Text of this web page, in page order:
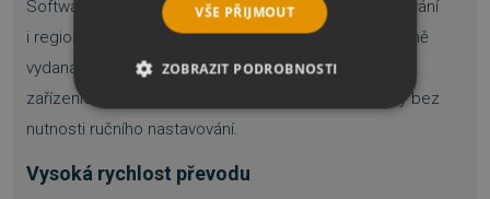
Software si poradí s běžnými ochranami proti kopírování
i regionálními kódy. Díky tomu lze zálohovat i komerčně
vydaná DVD a přehrávat je bez omezení na různých
zařízeních. Odstranění ochrany probíhá automaticky bez
nutnosti ručního nastavování.
Vysoká rychlost převodu
VŠE PŘIJMOUT
ZOBRAZIT PODROBNOSTI
VÝKONOVÉ SOUBORY